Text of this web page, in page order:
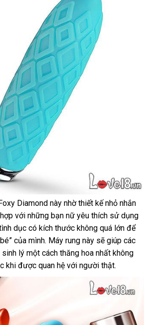
Diamond này nhờ thiết kế nhỏ nhắn
có
nên
mua
với phân
phối
những bạn nữ yêu thích sử dụng
dục có kích thước không giá
bán
quá lớn tại
nhà
để
ở
đâu
của mìnhhỗ
trợ
. Máy rung này thương
hiệu
sẽ giúp các
lý một cách thăng hoa nhất không
khi mini
được quan hệ giá
với người thật.